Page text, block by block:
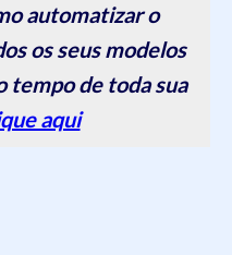
automatizar o
os seus modelos
tempo de toda sua
aqui